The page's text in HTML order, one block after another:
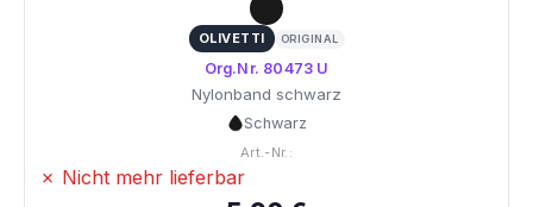
OLIVETTI ORIGINAL
Org.Nr. 80473 U
Nylonband schwarz
Schwarz
Art.-Nr.:
✗ Nicht mehr lieferbar